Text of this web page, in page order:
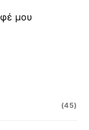
μου
(45)